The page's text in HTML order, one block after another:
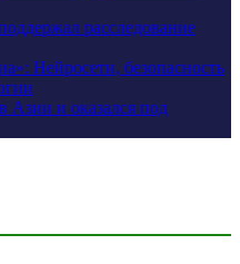
расследование
Нейросети, безопасность
Азии и оказался под